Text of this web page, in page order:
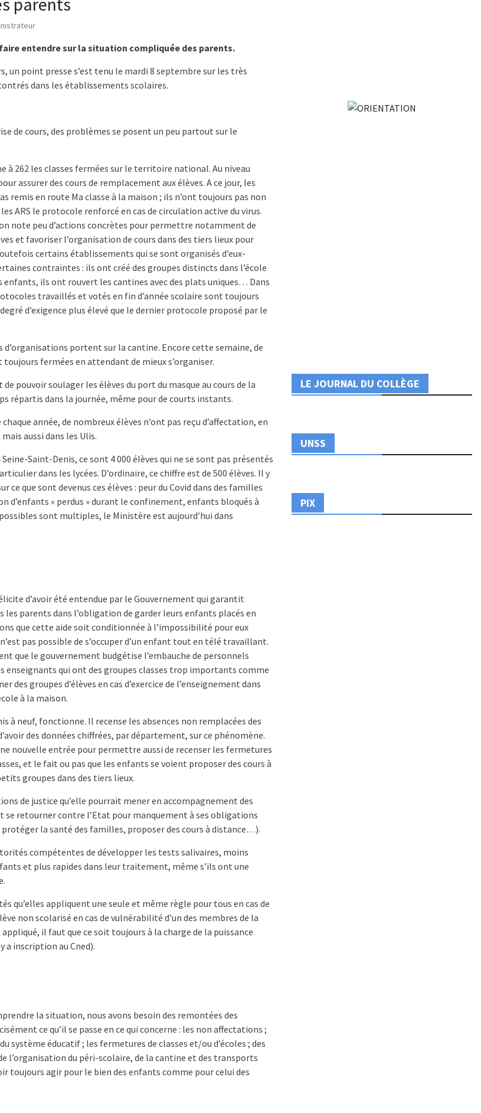
faire entendre sur la situation compliquée des parents.
un point presse s’est tenu le mardi 8 septembre sur les très
dans les établissements scolaires.
de cours, des problèmes se posent un peu partout sur le
à 262 les classes fermées sur le territoire national. Au niveau
assurer des cours de remplacement aux élèves. A ce jour, les
remis en route Ma classe à la maison ; ils n’ont toujours pas non
ARS le protocole renforcé en cas de circulation active du virus.
note peu d’actions concrètes pour permettre notamment de
et favoriser l’organisation de cours dans des tiers lieux pour
certains établissements qui se sont organisés d’eux-
contraintes : ils ont créé des groupes distincts dans l’école
enfants, ils ont rouvert les cantines avec des plats uniques… Dans
travaillés et votés en fin d’année scolaire sont toujours
d’exigence plus élevé que le dernier protocole proposé par le
d’organisations portent sur la cantine. Encore cette semaine, de
fermées en attendant de mieux s’organiser.
pouvoir soulager les élèves du port du masque au cours de la
répartis dans la journée, même pour de courts instants.
année, de nombreux élèves n’ont pas reçu d’affectation, en
aussi dans les Ulis.
Saint-Denis, ce sont 4 000 élèves qui ne se sont pas présentés
dans les lycées. D’ordinaire, ce chiffre est de 500 élèves. Il y
ce que sont devenus ces élèves : peur du Covid dans des familles
d’enfants « perdus » durant le confinement, enfants bloqués à
sont multiples, le Ministère est aujourd’hui dans
d’avoir été entendue par le Gouvernement qui garantit
les parents dans l’obligation de garder leurs enfants placés en
que cette aide soit conditionnée à l’impossibilité pour eux
pas possible de s’occuper d’un enfant tout en télé travaillant.
que le gouvernement budgétise l’embauche de personnels
enseignants qui ont des groupes classes trop importants comme
des groupes d’élèves en cas d’exercice de l’enseignement dans
à la maison.
à neuf, fonctionne. Il recense les absences non remplacées des
des données chiffrées, par département, sur ce phénomène.
nouvelle entrée pour permettre aussi de recenser les fermetures
et le fait ou pas que les enfants se voient proposer des cours à
groupes dans des tiers lieux.
de justice qu’elle pourrait mener en accompagnement des
se retourner contre l’Etat pour manquement à ses obligations
la santé des familles, proposer des cours à distance…).
compétentes de développer les tests salivaires, moins
et plus rapides dans leur traitement, même s’ils ont une
qu’elles appliquent une seule et même règle pour tous en cas de
non scolarisé en cas de vulnérabilité d’un des membres de la
il faut que ce soit toujours à la charge de la puissance
a inscription au Cned).
la situation, nous avons besoin des remontées des
ce qu’il se passe en ce qui concerne : les non affectations ;
système éducatif ; les fermetures de classes et/ou d’écoles ; des
l’organisation du péri-scolaire, de la cantine et des transports
toujours agir pour le bien des enfants comme pour celui des
LE JOURNAL DU COLLÈGE
UNSS
PIX